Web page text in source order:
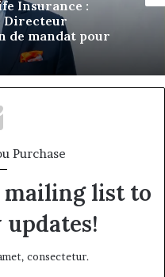
Insurance :
Directeur
de mandat pour
de la route à
du fret en
Purchase
mailing list to
consectetur.